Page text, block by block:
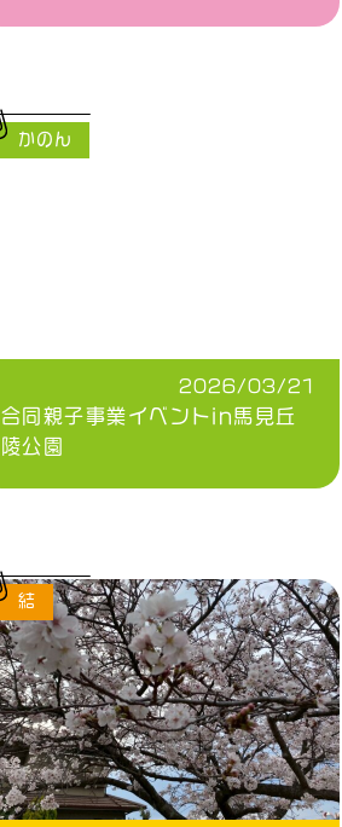
2026/03/21
合同親子事業イベントin馬見丘
陵公園
かのん
結